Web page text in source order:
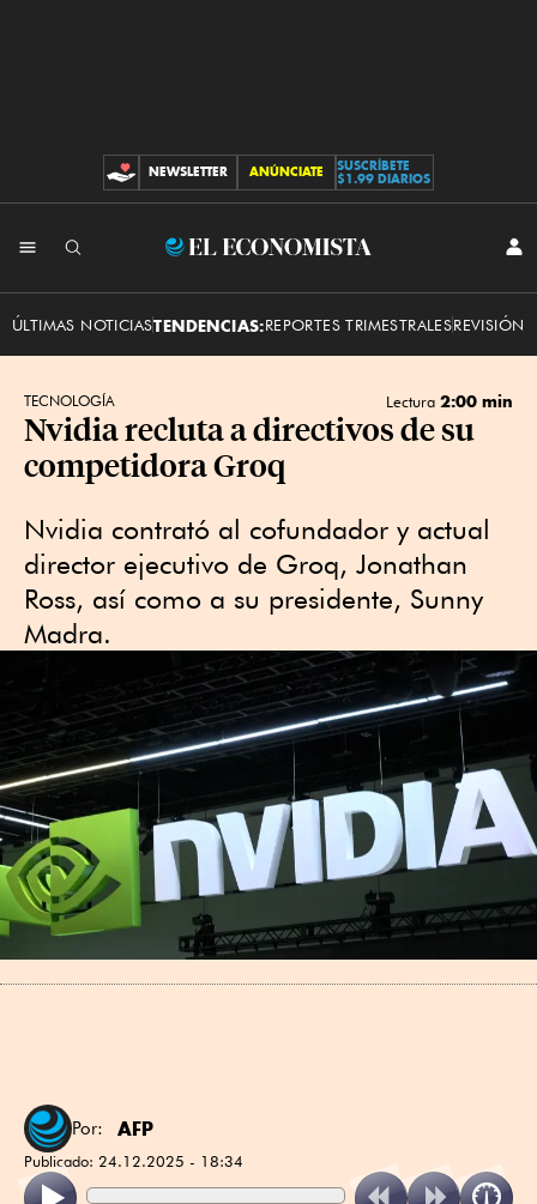
CONTRIBUCIONES
NEWSLETTER ANÚNCIATE
SUSCRÍBETE
$1.99 DIARIOS
El
ÚLTIMAS NOTICIASTENDENCIAS:REPORTES TRIMESTRALESREVISIÓN
TECNOLOGÍA Lectura 2:00 min
Nvidia recluta a directivos de su
competidora Groq
Nvidia contrató al cofundador y actual
director ejecutivo de Groq, Jonathan
Ross, así como a su presidente, Sunny
Madra.
Por: AFP
Publicado: 24.12.2025 - 18:34